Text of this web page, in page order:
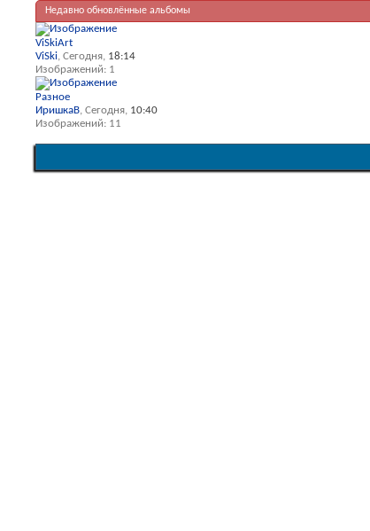
Недавно обновлённые альбомы
ViSkiArt
ViSki, Сегодня, 18:14
Изображений: 1
Разное
ИришкаВ, Сегодня, 10:40
Изображений: 11